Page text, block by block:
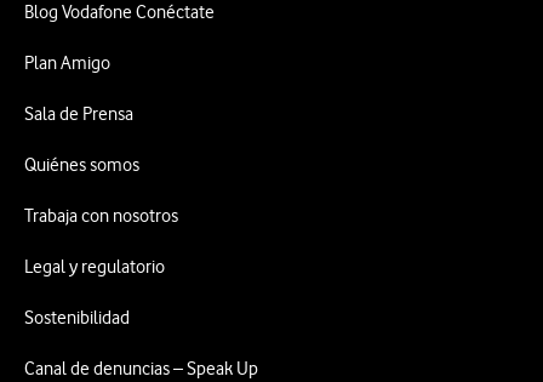
Blog Vodafone Conéctate
Plan Amigo
Sala de Prensa
Quiénes somos
Trabaja con nosotros
Legal y regulatorio
Sostenibilidad
Canal de denuncias – Speak Up